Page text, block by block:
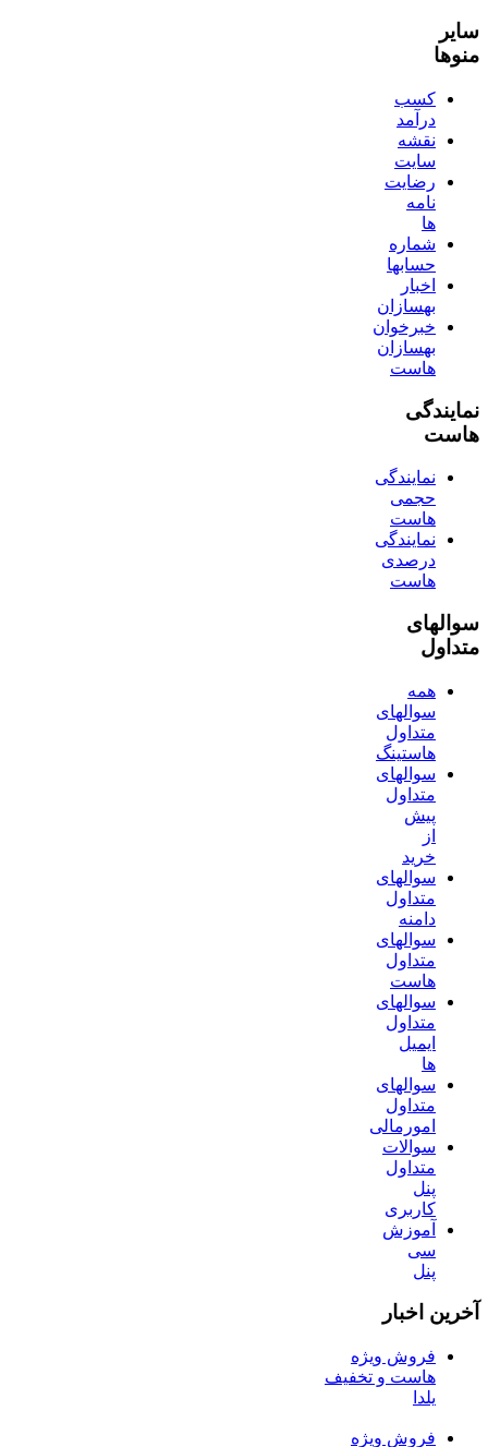
سایر
منوها
کسب
درآمد
نقشه
سایت
رضایت
نامه
ها
شماره
حسابها
اخبار
بهسازان
خبرخوان
بهسازان
هاست
نمایندگی
هاست
نمایندگی
حجمی
هاست
نمایندگی
درصدی
هاست
سوالهای
متداول
همه
سوالهای
متداول
هاستینگ
سوالهای
متداول
پیش
از
خرید
سوالهای
متداول
دامنه
سوالهای
متداول
هاست
سوالهای
متداول
ایمیل
ها
سوالهای
متداول
امورمالی
سوالات
متداول
پنل
کاربری
آموزش
سی
پنل
آخرین اخبار
فروش ویژه
هاست و تخفیف
یلدا
فروش ویژه